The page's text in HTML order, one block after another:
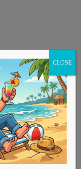
CLOSE